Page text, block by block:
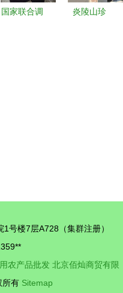
国家联合调
炎陵山珍
号楼7层A728（集群注册）
农产品批发 北京佰灿商贸有限
所有 Sitemap